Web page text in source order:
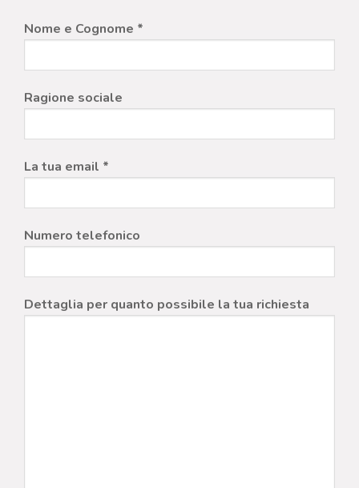
Nome e Cognome *
Ragione sociale
La tua email *
Numero telefonico
Dettaglia per quanto possibile la tua richiesta